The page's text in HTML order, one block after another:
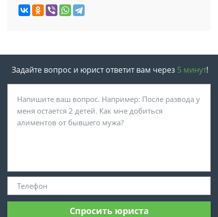
Задайте вопрос и юрист ответит вам через 5 минут!
Спросить юриста